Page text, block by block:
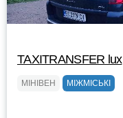
TAXITRANSFER lux
МІНІВЕН МІЖМІСЬКІ